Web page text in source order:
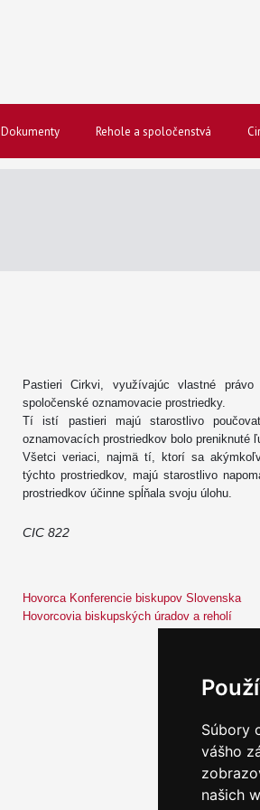
Súbory
vášho
našich
Dokumenty Rehole a spoločenstvá
Pastieri Cirkvi, využívajúc vlastné
spoločenské oznamovacie prostriedky.
Tí istí pastieri majú starostlivo
oznamovacích prostriedkov bolo preniknuté
Všetci veriaci, najmä tí, ktorí sa
týchto prostriedkov, majú starostlivo
prostriedkov účinne spĺňala svoju úlohu.
CIC 822
Hovorca Konferencie biskupov Slovenska
Hovorcovia biskupských úradov a reholí